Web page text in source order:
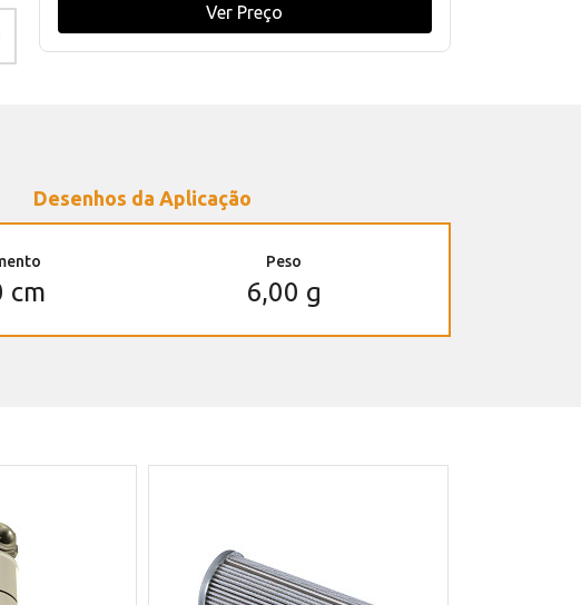
Ver Preço
Desenhos da Aplicação
cm
Peso
6,00 g